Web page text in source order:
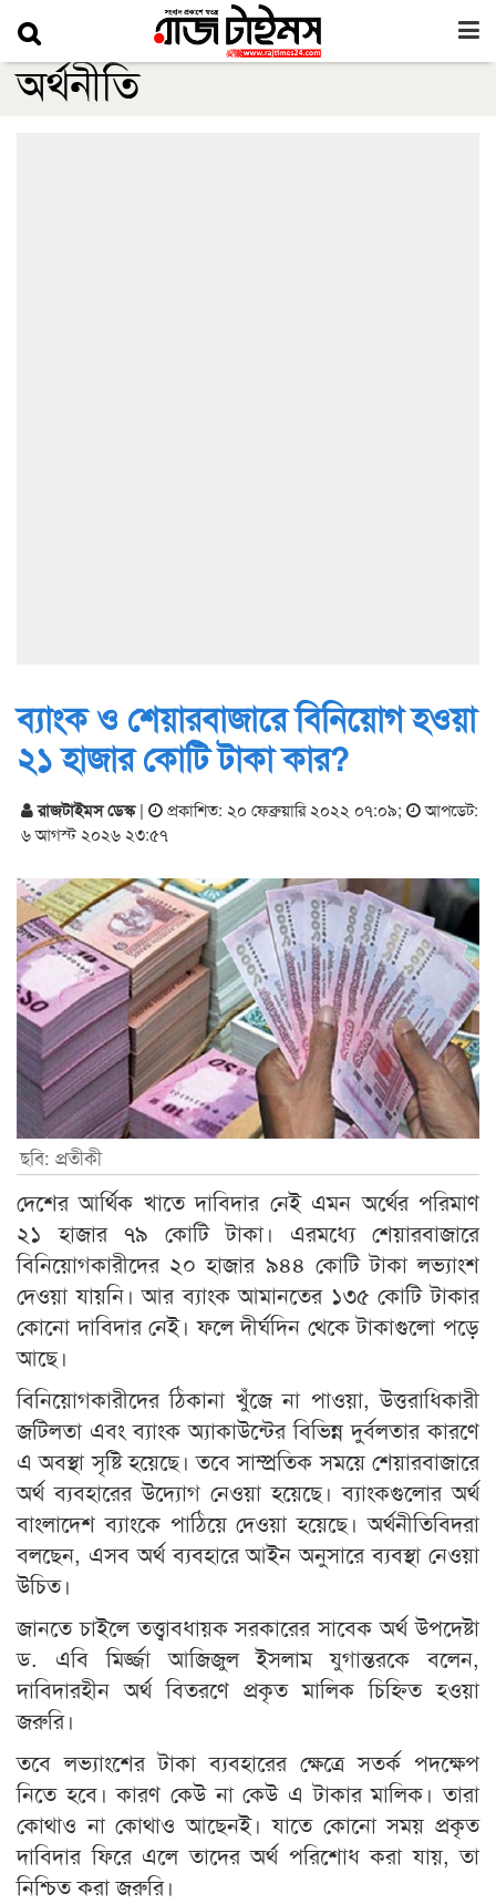
অর্থনীতি
ব্যাংক ও শেয়ারবাজারে বিনিয়োগ হওয়া
২১ হাজার কোটি টাকা কার?
রাজটাইমস ডেস্ক| প্রকাশিত: ২০ ফেব্রুয়ারি ২০২২ ০৭:০৯;
আপডেট:
৬ আগস্ট ২০২৬ ২৩:৫৭
ছবি: প্রতীকী
দেশের আর্থিক খাতে দাবিদার নেই এমন অর্থের পরিমাণ
২১ হাজার ৭৯ কোটি টাকা। এরমধ্যে শেয়ারবাজারে
বিনিয়োগকারীদের ২০ হাজার ৯৪৪ কোটি টাকা লভ্যাংশ
দেওয়া যায়নি। আর ব্যাংক আমানতের ১৩৫ কোটি টাকার
কোনো দাবিদার নেই। ফলে দীর্ঘদিন থেকে টাকাগুলো পড়ে
আছে।
বিনিয়োগকারীদের ঠিকানা খুঁজে না পাওয়া, উত্তরাধিকারী
জটিলতা এবং ব্যাংক অ্যাকাউন্টের বিভিন্ন দুর্বলতার কারণে
এ অবস্থা সৃষ্টি হয়েছে। তবে সাম্প্রতিক সময়ে শেয়ারবাজারে
অর্থ ব্যবহারের উদ্যোগ নেওয়া হয়েছে। ব্যাংকগুলোর অর্থ
বাংলাদেশ ব্যাংকে পাঠিয়ে দেওয়া হয়েছে। অর্থনীতিবিদরা
বলছেন, এসব অর্থ ব্যবহারে আইন অনুসারে ব্যবস্থা নেওয়া
উচিত।
জানতে চাইলে তত্ত্বাবধায়ক সরকারের সাবেক অর্থ উপদেষ্টা
ড. এবি মির্জ্জা আজিজুল ইসলাম যুগান্তরকে বলেন,
দাবিদারহীন অর্থ বিতরণে প্রকৃত মালিক চিহ্নিত হওয়া
জরুরি।
তবে লভ্যাংশের টাকা ব্যবহারের ক্ষেত্রে সতর্ক পদক্ষেপ
নিতে হবে। কারণ কেউ না কেউ এ টাকার মালিক। তারা
কোথাও না কোথাও আছেনই। যাতে কোনো সময় প্রকৃত
দাবিদার ফিরে এলে তাদের অর্থ পরিশোধ করা যায়, তা
নিশ্চিত করা জরুরি।